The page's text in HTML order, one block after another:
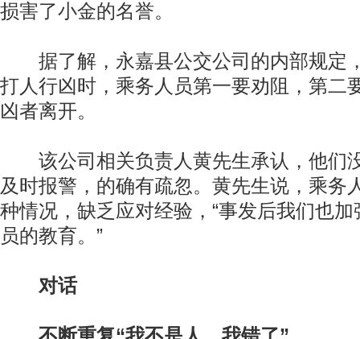
损害了小金的名誉。
据了解，永嘉县公交公司的内部规定
打人行凶时，乘务人员第一要劝阻，第二
凶者离开。
该公司相关负责人黄先生承认，他们
及时报警，的确有疏忽。黄先生说，乘务
种情况，缺乏应对经验，“事发后我们也
员的教育。”
对话